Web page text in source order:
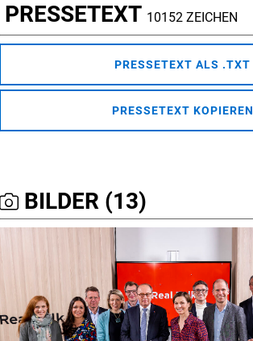
PRESSETEXT 10152 ZEICHEN
PRESSETEXT ALS .TXT
PRESSETEXT KOPIEREN
BILDER (13)